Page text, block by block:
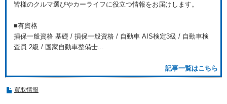
皆様のクルマ選びやカーライフに役立つ情報をお届けします。
■有資格
損保一般資格 基礎 / 損保一般資格 / 自動車 AIS検定3級 / 自動車検
査員 2級 / 国家自動車整備士...
記事一覧はこちら
買取情報